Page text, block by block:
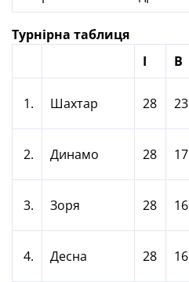
Турнірна таблиця
І
В
1. Шахтар 28 23
2. Динамо 28 17
3. Зоря 28 16
4. Десна 28 16